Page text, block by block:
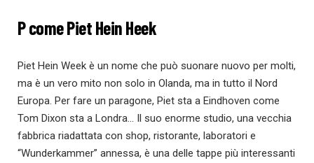
P come Piet Hein Heek
Piet Hein Week è un nome che può suonare nuovo per molti,
ma è un vero mito non solo in Olanda, ma in tutto il Nord
Europa. Per fare un paragone, Piet sta a Eindhoven come
Tom Dixon sta a Londra… Il suo enorme studio, una vecchia
fabbrica riadattata con shop, ristorante, laboratori e
“Wunderkammer” annessa, è una delle tappe più interessanti